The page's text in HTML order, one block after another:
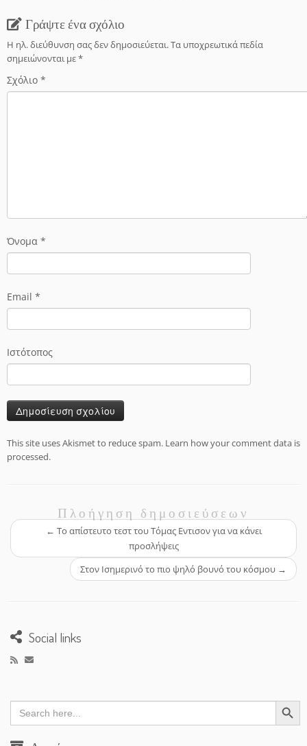
Γράψτε ένα σχόλιο
Η ηλ. διεύθυνση σας δεν δημοσιεύεται.Τα υποχρεωτικά πεδία
σημειώνονται με*
Σχόλιο *
Όνομα *
Email *
Ιστότοπος
This site uses Akismet to reduce spam. Learn how your comment data is
processed.
Πλοήγηση δημοσιεύσεων
← Το απίστευτο τεστ του Τόμας Εντισον για να κάνει
προσλήψεις
Στον Ισημερινό το πιο ψηλό βουνό του κόσμου →
Social links
Search
for:
Search Button